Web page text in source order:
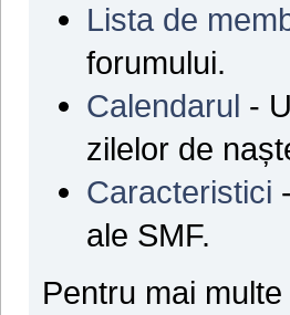
Lista de
forumului.
Calendarul -
zilelor de
Caracteristici
ale SMF.
Pentru mai